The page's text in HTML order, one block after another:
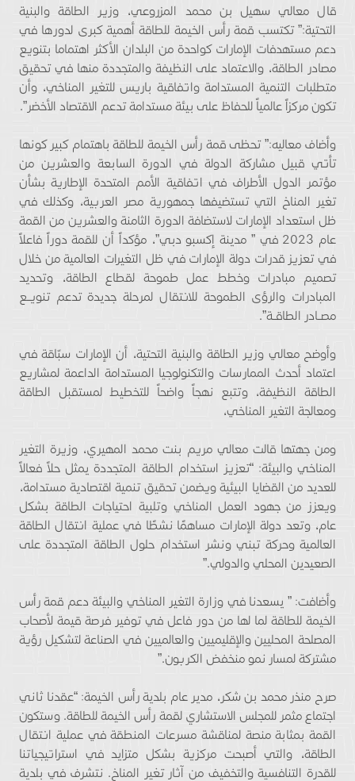
قال معالي سهيل بن محمد المزروعي، وزير الطاقة والبنية
التحتية:” تكتسب قمة رأس الخيمة للطاقة أهمية كبرى لدورها في
دعم مستهدفات الإمارات كواحدة من البلدان الأكثر اهتماما بتنويع
مصادر الطاقة، والاعتماد على النظيفة والمتجددة منها في تحقيق
متطلبات التنمية المستدامة واتفاقية باريس للتغير المناخي، وأن
تكون مركزاً عالمياً للحفاظ على بيئة مستدامة تدعم الاقتصاد الأخضر”.
وأضاف معاليه:” تحظى قمة رأس الخيمة للطاقة باهتمام كبير كونها
تأتي قبيل مشاركة الدولة في الدورة السابعة والعشرين من
مؤتمر الدول الأطراف في اتفاقية الأمم المتحدة الإطارية بشأن
تغير المناخ التي تستضيفها جمهورية مصر العربية، وكذلك في
ظل استعداد الإمارات لاستضافة الدورة الثامنة والعشرين من القمة
عام 2023 في ” مدينة إكسبو دبي”، مؤكداً أن للقمة دوراً فاعلاً
في تعزيز قدرات دولة الإمارات في ظل التغيرات العالمية من خلال
تصميم مبادرات وخطط عمل طموحة لقطاع الطاقة، وتحديد
المبادرات والرؤى الطموحة للانتقال لمرحلة جديدة تدعم تنويــع
مصــادر الطاقــة”.
وأوضح معالي وزير الطاقة والبنية التحتية، أن الإمارات سبّاقة في
اعتماد أحدث الممارسات والتكنولوجيا المستدامة الداعمة لمشاريع
الطاقة النظيفة، وتتبع نهجاً واضحاً للتخطيط لمستقبل الطاقة
ومعالجة التغير المناخي،
ومن جهتها قالت معالي مريم بنت محمد المهيري، وزيرة التغير
المناخي والبيئة: “تعزيز استخدام الطاقة المتجددة يمثل حلاً فعالاً
للعديد من القضايا البيئية ويضمن تحقيق تنمية اقتصادية مستدامة،
ويعزز من جهود العمل المناخي وتلبية احتياجات الطاقة بشكل
عام، وتعد دولة الإمارات مساهمًا نشطًا في عملية انتقال الطاقة
العالمية وحركة تبني ونشر استخدام حلول الطاقة المتجددة على
الصعيدين المحلي والدولي.”
وأضافت: ” يسعدنا في وزارة التغير المناخي والبيئة دعم قمة رأس
الخيمة للطاقة لما لها من دور فاعل في توفير فرصة قيمة لأصحاب
المصلحة المحليين والإقليميين والعالميين في الصناعة لتشكيل رؤية
مشتركة لمسار نمو منخفض الكربون.”
صرح منذر محمد بن شكر، مدير عام بلدية رأس الخيمة: “عقدنا ثاني
اجتماع مثمر للمجلس الاستشاري لقمة رأس الخيمة للطاقة. وستكون
القمة بمثابة منصة لمناقشة مسرعات المنطقة في عملية انتقال
الطاقة، والتي أصبحت مركزية بشكل متزايد في استراتيجياتنا
للقدرة التنافسية والتخفيف من آثار تغير المناخ. نتشرف في بلدية